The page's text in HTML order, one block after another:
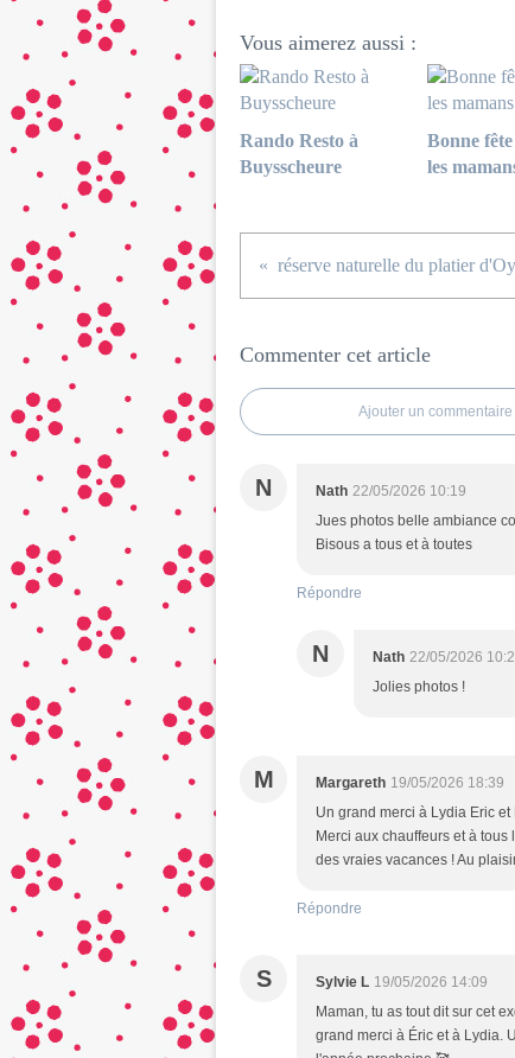
Vous aimerez aussi :
Rando Resto à
Buysscheure
Bonne
les
réserve naturelle du platier
Commenter cet article
Ajouter un commentaire
N Nath 22/05/2026 10:19
Jues photos belle ambiance
Bisous a tous et à toutes
Répondre
N Nath 22/05/2026
Jolies photos !
M Margareth 19/05/2026 18:39
Un grand merci à Lydia Eric
Merci aux chauffeurs et à
des vraies vacances ! Au
Répondre
S Sylvie L 19/05/2026 14:09
Maman, tu as tout dit sur cet
grand merci à Éric et à Lydia.